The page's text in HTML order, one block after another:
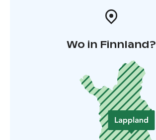
Wo in Finnland?